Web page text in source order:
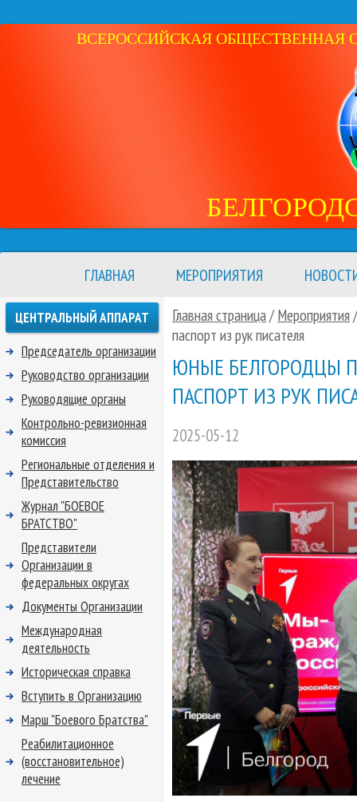
ВСЕРОССИЙСКАЯ ОБЩЕСТВЕННАЯ
ГЛАВНАЯ МЕРОПРИЯТИЯ
Главная страница/ Мероприятия
паспорт из рук писателя
ЮНЫЕ БЕЛГОРОДЦЫ
ПАСПОРТ ИЗ РУК
2025-05-12
ЦЕНТРАЛЬНЫЙ АППАРАТ
Председатель организации
Руководство организации
Руководящие органы
Контрольно-ревизионная
комиссия
Региональные отделения и
Представительство
Журнал "БОЕВОЕ
БРАТСТВО"
Представители
Организации в
федеральных округах
Документы Организации
Международная
деятельность
Историческая справка
Вступить в Организацию
Марш "Боевого Братства"
Реабилитационное
(восстановительное)
лечение